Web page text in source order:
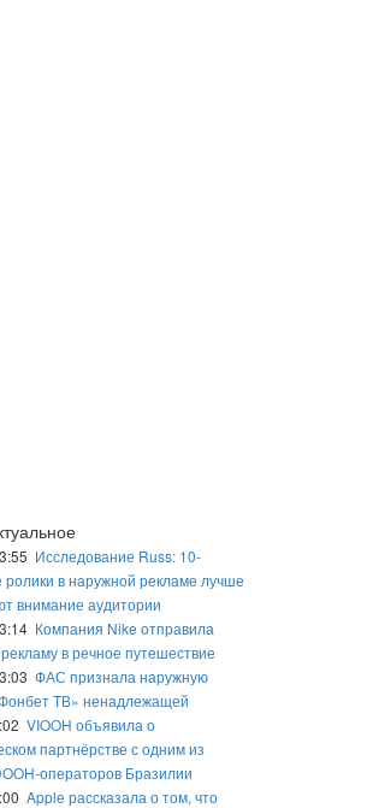
Исследование Russ: 10-
ролики в наружной рекламе лучше
внимание аудитории
Компания Nike отправила
в речное путешествие
ФАС признала наружную
ТВ» ненадлежащей
VIOOH объявила о
партнёрстве с одним из
операторов Бразилии
Apple рассказала о том, что